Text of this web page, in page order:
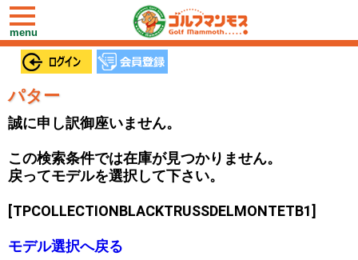
toggle
navigation
menu
パター
誠に申し訳御座いません。
この検索条件では在庫が見つかりません。
戻ってモデルを選択して下さい。
[TPCOLLECTIONBLACKTRUSSDELMONTETB1]
モデル選択へ戻る